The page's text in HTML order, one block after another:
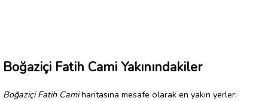
Boğaziçi Fatih Cami Yakınındakiler
Boğaziçi Fatih Camiharitasına mesafe olarak en yakın yerler: